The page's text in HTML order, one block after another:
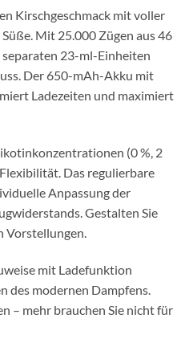
Kirschgeschmack mit voller
Mit 25.000 Zügen aus 46
23-ml-Einheiten
Der 650-mAh-Akku mit
Ladezeiten und maximiert
(0 %, 2
Das regulierbare
Anpassung der
Gestalten Sie
Vorstellungen.
mit Ladefunktion
des modernen Dampfens.
– mehr brauchen Sie nicht für